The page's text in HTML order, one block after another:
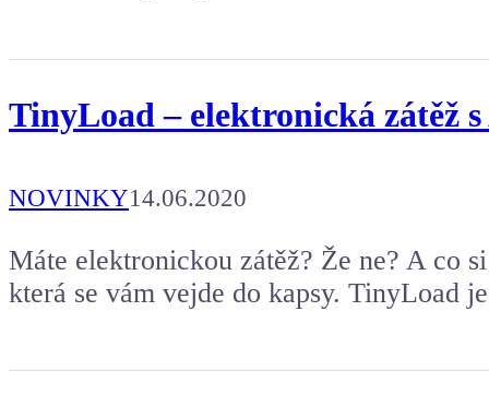
TinyLoad – elektronická zátěž
NOVINKY14.06.2020
Máte elektronickou zátěž? Že ne? A co
která se vám vejde do kapsy. TinyLoad